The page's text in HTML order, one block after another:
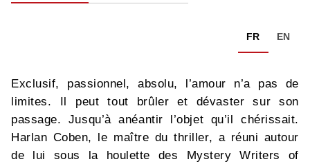
FR EN
Exclusif, passionnel, absolu, l’amour n’a pas de
limites. Il peut tout brûler et dévaster sur son
passage. Jusqu’à anéantir l’objet qu’il chérissait.
Harlan Coben, le maître du thriller, a réuni autour
de lui sous la houlette des Mystery Writers of